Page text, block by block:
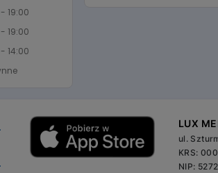
19:00
19:00
14:00
LUX
ul.
KRS:
NIP: